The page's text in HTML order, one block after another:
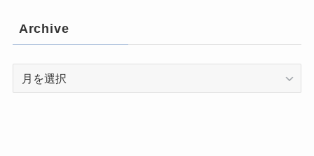
Archive
Archive